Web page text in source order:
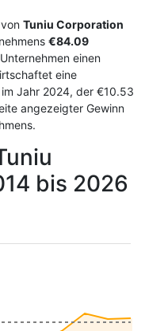
Tuniu Corporation
€84.09
einen
eine
Jahr 2024, der €10.53
angezeigter Gewinn
bis 2026